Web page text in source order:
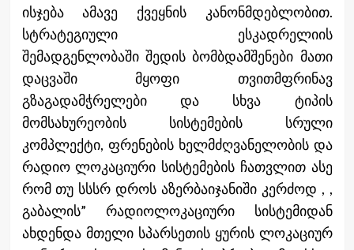
ისჯება ამავე ქვეყნის კანონმდებლობით.
სტრატეგიული ესკადრელიის
შემადგენლობაში შედის ბომბდამშენები მათი
დაცვაში მყოფი თვითმფრინავ
გზაგადამჭრელები და სხვა ტიპის
მომსახურეობის სისტემების სრული
კომპლექტი, ფრენების ხელმძღვანელობის და
რადიო ლოკაციური სისტემების ჩათვლით ასე
რომ თუ სსსრ დროს აზერბაიჯანიში კერძოდ , ,
გაბალის” რადიოლოკაციური სისტემიდან
ახდენდა მთელი სპარსეთის ყურის ლოკაციურ